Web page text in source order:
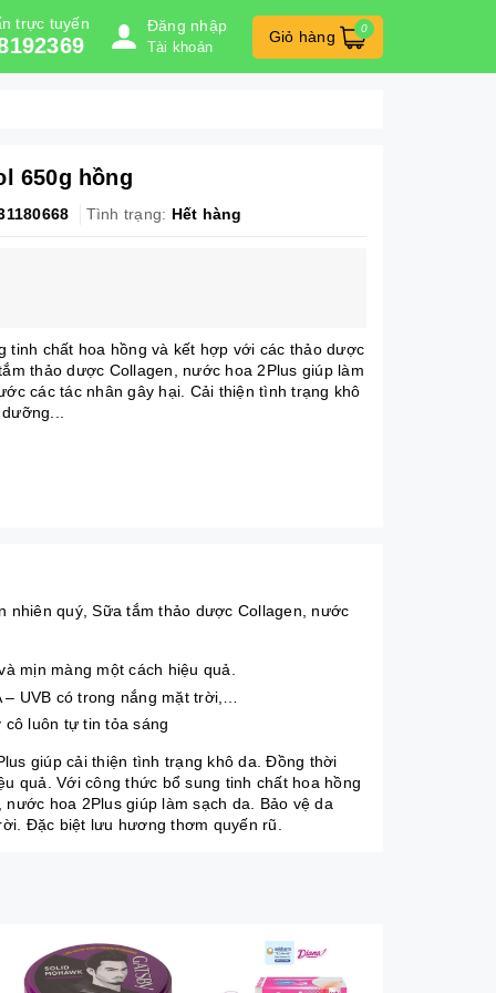
trực tuyến Đăng nhập
Tài khoản
Giỏ hàng 0
650g hồng
Tình trạng: Hết hàng
tinh chất hoa hồng và kết hợp với các thảo dược
thảo dược Collagen, nước hoa 2Plus giúp làm
các tác nhân gây hại. Cải thiện tình trạng khô
nhiên quý, Sữa tắm thảo dược Collagen, nước
mịn màng một cách hiệu quả.
UVB có trong nắng mặt trời,…
cô luôn tự tin tỏa sáng
giúp cải thiện tình trạng khô da. Đồng thời
quả. Với công thức bổ sung tinh chất hoa hồng
hoa 2Plus giúp làm sạch da. Bảo vệ da
Đặc biệt lưu hương thơm quyến rũ.